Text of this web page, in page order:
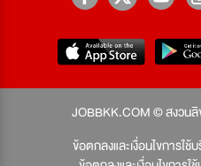
JOBBKK.COM © สงวน
ข้อตกลงและเงื่อนไขการใ